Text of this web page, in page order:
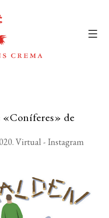
de
Virtual - Instagram